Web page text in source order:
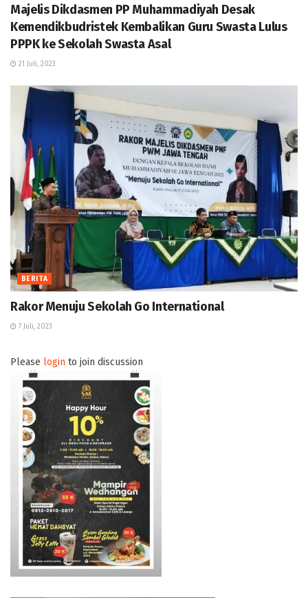
Majelis Dikdasmen PP Muhammadiyah Desak
Kemendikbudristek Kembalikan Guru Swasta Lulus
PPPK ke Sekolah Swasta Asal
21 Juli, 2023
BERITA
Rakor Menuju Sekolah Go International
7 Juli, 2023
Please login to join discussion